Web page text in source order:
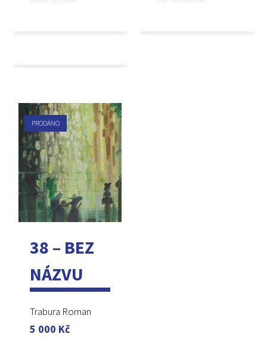
PRODÁNO
38 – BEZ
NÁZVU
Trabura Roman
5 000 Kč